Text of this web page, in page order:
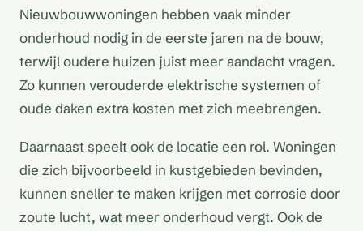
Nieuwbouwwoningen hebben vaak minder
onderhoud nodig in de eerste jaren na de bouw,
terwijl oudere huizen juist meer aandacht vragen.
Zo kunnen verouderde elektrische systemen of
oude daken extra kosten met zich meebrengen.
Daarnaast speelt ook de locatie een rol. Woningen
die zich bijvoorbeeld in kustgebieden bevinden,
kunnen sneller te maken krijgen met corrosie door
zoute lucht, wat meer onderhoud vergt. Ook de